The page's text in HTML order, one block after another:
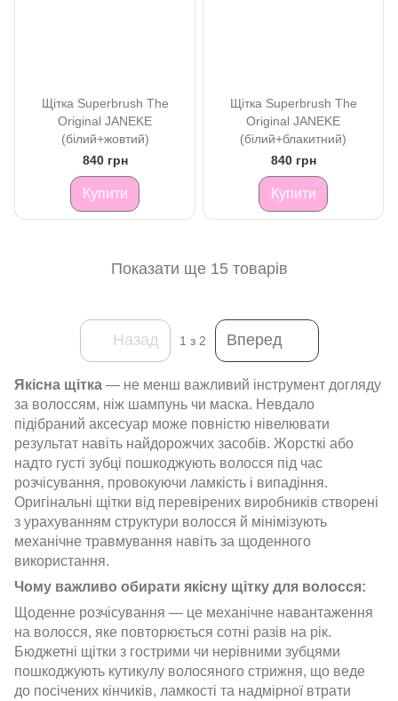
Щітка Superbrush The
Original JANEKE
(білий+жовтий)
840 грн
Купити
Щітка Superbrush The
Original JANEKE
(білий+блакитний)
840 грн
Купити
Показати ще 15 товарів
Назад 1 з 2 Вперед
Якісна щітка — не менш важливий інструмент догляду
за волоссям, ніж шампунь чи маска. Невдало
підібраний аксесуар може повністю нівелювати
результат навіть найдорожчих засобів. Жорсткі або
надто густі зубці пошкоджують волосся під час
розчісування, провокуючи ламкість і випадіння.
Оригінальні щітки від перевірених виробників створені
з урахуванням структури волосся й мінімізують
механічне травмування навіть за щоденного
використання.
Чому важливо обирати якісну щітку для волосся:
Щоденне розчісування — це механічне навантаження
на волосся, яке повторюється сотні разів на рік.
Бюджетні щітки з гострими чи нерівними зубцями
пошкоджують кутикулу волосяного стрижня, що веде
до посічених кінчиків, ламкості та надмірної втрати